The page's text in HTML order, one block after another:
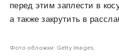
перед этим заплести в
а также закрутить в
Фото обложки: Getty Images.